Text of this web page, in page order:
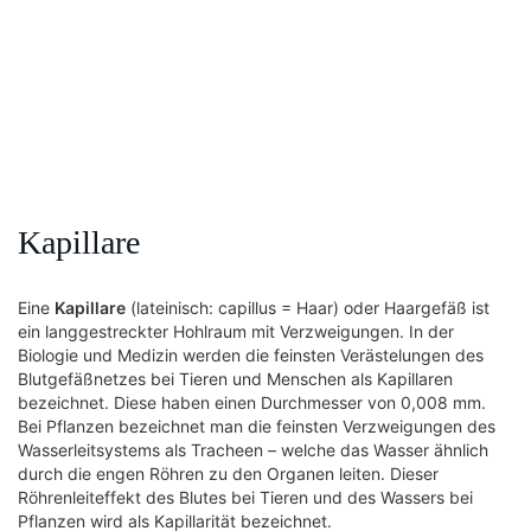
Kapillare
Eine Kapillare (lateinisch: capillus = Haar) oder Haargefäß ist
ein langgestreckter Hohlraum mit Verzweigungen. In der
Biologie und Medizin werden die feinsten Verästelungen des
Blutgefäßnetzes bei Tieren und Menschen als Kapillaren
bezeichnet. Diese haben einen Durchmesser von 0,008 mm.
Bei Pflanzen bezeichnet man die feinsten Verzweigungen des
Wasserleitsystems als Tracheen – welche das Wasser ähnlich
durch die engen Röhren zu den Organen leiten. Dieser
Röhrenleiteffekt des Blutes bei Tieren und des Wassers bei
Pflanzen wird als Kapillarität bezeichnet.